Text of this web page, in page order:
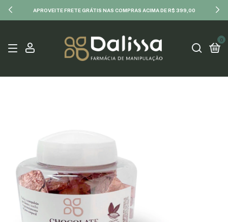
APROVEITE FRETE GRÁTIS NAS COMPRAS ACIMA DE R$ 399,00
0